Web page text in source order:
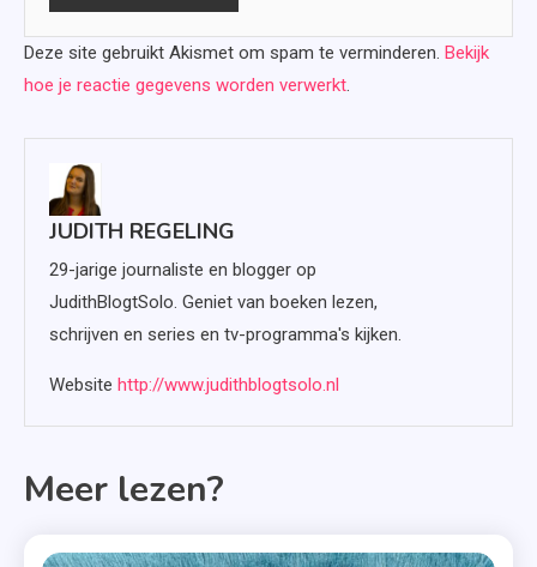
Deze site gebruikt Akismet om spam te verminderen. Bekijk
hoe je reactie gegevens worden verwerkt.
JUDITH REGELING
29-jarige journaliste en blogger op
JudithBlogtSolo. Geniet van boeken lezen,
schrijven en series en tv-programma's kijken.
Website http://www.judithblogtsolo.nl
Meer lezen?